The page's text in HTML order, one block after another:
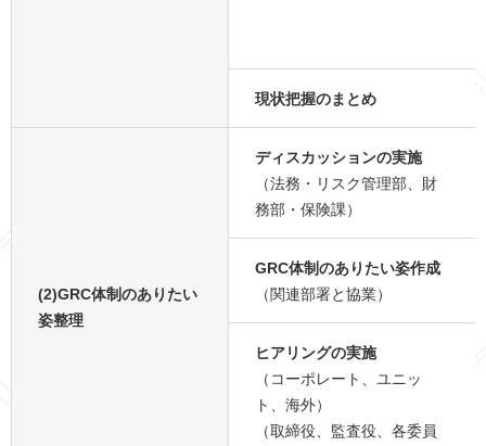
現状把握のまとめ
(2)GRC体制のありたい
姿整理
ディスカッションの実施
（法務・リスク管理部、財
務部・保険課）
GRC体制のありたい姿作成
（関連部署と協業）
ヒアリングの実施
（コーポレート、ユニッ
ト、海外）
（取締役、監査役、各委員